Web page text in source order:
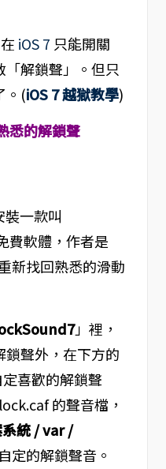
iOS 7 只能開關
「解鎖聲」。但只
。(iOS 7 越獄教學)
悉的解鎖聲
一款叫
費軟體，作者是
新找回熟悉的滑動
」裡，
鎖聲外，在下方的
喜歡的解鎖聲
的聲音檔，
統 / var /
定的解鎖聲音。